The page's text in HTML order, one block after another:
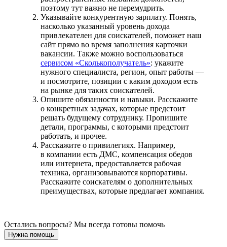
поэтому тут важно не перемудрить.
Указывайте конкурентную зарплату. Понять,
насколько указанный уровень дохода
привлекателен для соискателей, поможет наш
сайт прямо во время заполнения карточки
вакансии. Также можно воспользоваться
сервисом «Сколькополучатель»: укажите
нужного специалиста, регион, опыт работы —
и посмотрите, позиции с каким доходом есть
на рынке для таких соискателей.
Опишите обязанности и навыки. Расскажите
о конкретных задачах, которые предстоит
решать будущему сотруднику. Пропишите
детали, программы, с которыми предстоит
работать, и прочее.
Расскажите о привилегиях. Например,
в компании есть ДМС, компенсация обедов
или интернета, предоставляется рабочая
техника, организовываются корпоративы.
Расскажите соискателям о дополнительных
преимуществах, которые предлагает компания.
Остались вопросы? Мы всегда готовы помочь
Нужна помощь